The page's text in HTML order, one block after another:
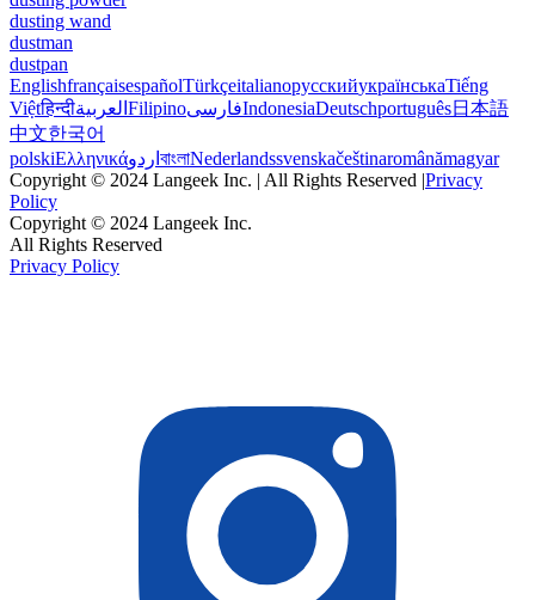
dusting wand
dustman
dustpan
EnglishfrançaisespañolTürkçeitalianoрусскийукраїнськаTiếng
Việtहिन्दीالعربية FilipinoفارسیIndonesiaDeutschportuguês日本語
中文한국어
polskiΕλληνικάاردو বাংলাNederlandssvenskačeštinaromânămagyar
Copyright © 2024 Langeek Inc. | All Rights Reserved |Privacy
Policy
Copyright © 2024 Langeek Inc.
All Rights Reserved
Privacy Policy